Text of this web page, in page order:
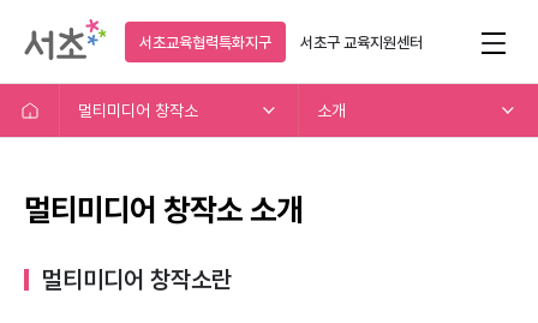
서초교육협력특화지구 서초구교육지원센터
멀티미디어 창작소 소개
멀티미디어 창작소 소개
멀티미디어 창작소란